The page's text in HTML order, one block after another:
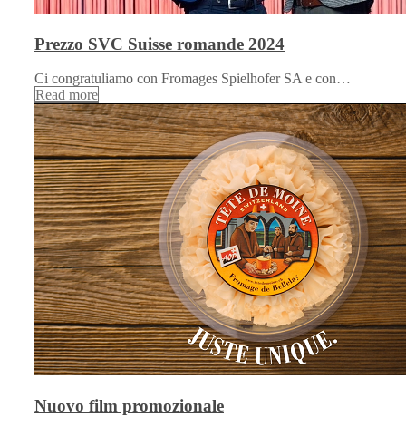
Prezzo SVC Suisse romande 2024
Ci congratuliamo con Fromages Spielhofer SA e con…
Read more
Nuovo film promozionale